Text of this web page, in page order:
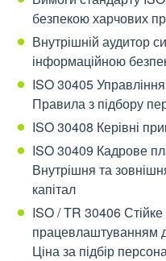
безпекою харчових
Внутрішній аудитор
інформаційною
ISO 30405
Правила з підбору
ISO 30408 ​​Керівні
ISO 30409 Кадрове
Внутрішня та
капітал
ISO / TR 30406
працевлаштуванням
Ціна за підбір